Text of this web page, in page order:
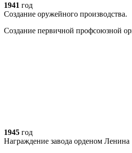
1941 год
Создание оружейного производства.
Создание первичной профсоюзной
1945 год
Награждение завода орденом Ленина